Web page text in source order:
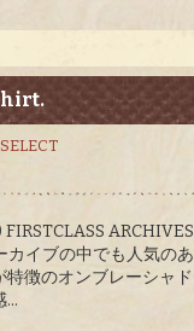
SELECT
イブの中でも人気の
特徴のオンブレーシャ
...